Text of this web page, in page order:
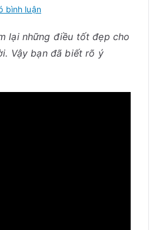
bình luậntrong
nghĩa
của
lại những điều tốt đẹp cho
Vậy bạn đã biết rõ ý